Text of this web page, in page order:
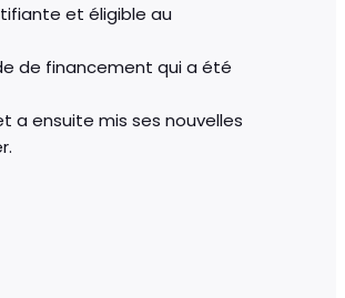
et éligible au
de financement qui a été
a ensuite mis ses nouvelles